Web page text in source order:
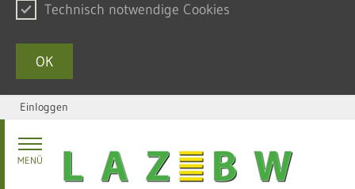
Technisch notwendige Cookies
OK
Zum Inhalt springen
Einloggen
MENÜ